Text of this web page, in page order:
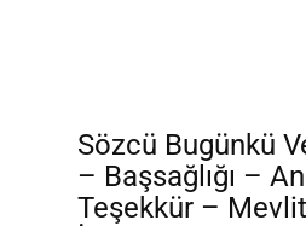
Sözcü Bugünkü
– Başsağlığı –
Teşekkür – Mevlit